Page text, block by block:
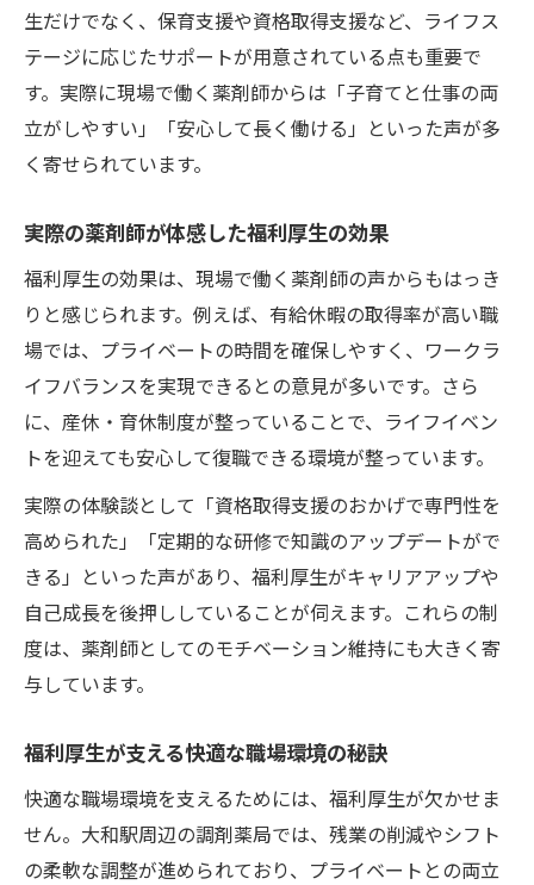
生だけでなく、保育支援や資格取得支援など、ライフス
テージに応じたサポートが用意されている点も重要で
す。実際に現場で働く薬剤師からは「子育てと仕事の両
立がしやすい」「安心して長く働ける」といった声が多
く寄せられています。
実際の薬剤師が体感した福利厚生の効果
福利厚生の効果は、現場で働く薬剤師の声からもはっき
りと感じられます。例えば、有給休暇の取得率が高い職
場では、プライベートの時間を確保しやすく、ワークラ
イフバランスを実現できるとの意見が多いです。さら
に、産休・育休制度が整っていることで、ライフイベン
トを迎えても安心して復職できる環境が整っています。
実際の体験談として「資格取得支援のおかげで専門性を
高められた」「定期的な研修で知識のアップデートがで
きる」といった声があり、福利厚生がキャリアアップや
自己成長を後押ししていることが伺えます。これらの制
度は、薬剤師としてのモチベーション維持にも大きく寄
与しています。
福利厚生が支える快適な職場環境の秘訣
快適な職場環境を支えるためには、福利厚生が欠かせま
せん。大和駅周辺の調剤薬局では、残業の削減やシフト
の柔軟な調整が進められており、プライベートとの両立